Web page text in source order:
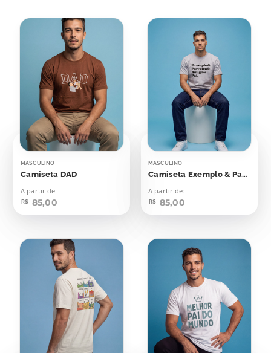
MASCULINO
Camiseta DAD
A partir de:
R$ 85,00
MASCULINO
Camiseta Exemplo & Parceiro & Amigo & Pai
A partir de:
R$ 85,00